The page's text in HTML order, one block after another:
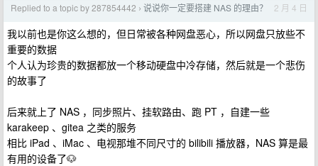
Replied to a topic by 287854442 › 说说你一定要搭建 NAS 的理由？ 2 月 4 日
我以前也是你这么想的，但日常被各种网盘恶心，所以网盘只放些不
重要的数据
个人认为珍贵的数据都放一个移动硬盘中冷存储，然后就是一个悲伤
的故事了
后来就上了 NAS ，同步照片、挂软路由、跑 PT ，自建一些
karakeep 、gitea 之类的服务
相比 iPad 、iMac 、电视那堆不同尺寸的 bilibili 播放器，NAS 算是最
有用的设备了🐶